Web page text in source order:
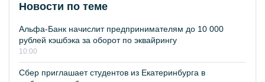
Новости по теме
Альфа-Банк начислит предпринимателям до 10 000
рублей кэшбэка за оборот по эквайрингу
10:00
Сбер приглашает студентов из Екатеринбурга в